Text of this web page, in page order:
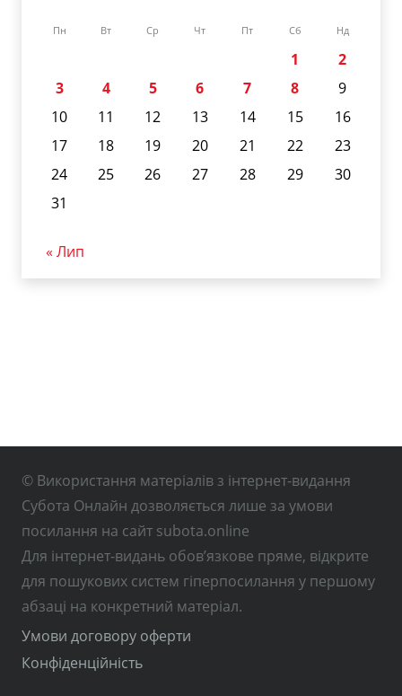
Пн Вт Ср Чт Пт Сб Нд
1
2
3
4 5 6 7 8
9
10
11 12 13 14 15
16
17
18 19 20 21 22
23
24
25 26 27 28 29
30
31
« Лип
© Використання матеріалів з інтернет-видання
Субота Онлайн дозволяється лише за умови
посилання на сайт subota.online
Для інтернет-видань обов’язкове пряме, відкрите
для пошукових систем гіперпосилання у першому
абзаці на конкретний матеріал.
Умови договору оферти
Конфіденційність